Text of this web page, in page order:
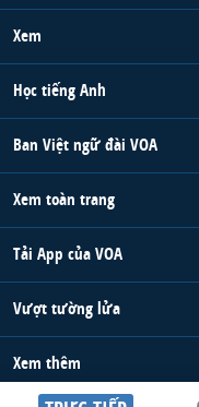
Xem
Học tiếng Anh
Ban Việt ngữ đài VOA
Xem toàn trang
Tải App của VOA
Vượt tường lửa
Xem thêm